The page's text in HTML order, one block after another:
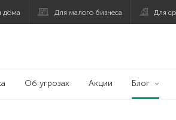
дома Для малого бизнеса Для
Об угрозах Акции Блог